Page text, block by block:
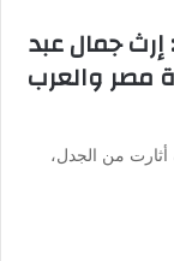
جمال عبد
مصر والعرب
من الجدل،